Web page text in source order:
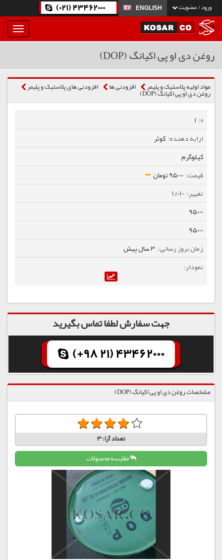
ورود / عضویت ENGLISH
(021) 43462000
بار
و
روغن دی او پی اکیانگ (DOP)
مواد اولیه پلاستیک و پلیمر افزودنی ها افزودنی های پلاستیک و پلیمر
روغن دی او پی اکیانگ (DOP)
1
کوثر
کیلوگرم
95000 تومان
0 (0%)
95000
95000
3 سال پیش
جهت سفارش لطفا تماس بگیرید
(+98 21) 43462000
مشخصات روغن دی او پی اکیانگ (DOP)
تعداد آرا:3
مقایسه محصولات